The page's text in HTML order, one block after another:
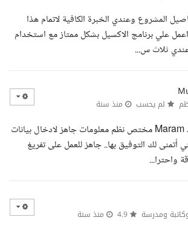
المشروع وعندي الخبرة الكافية لاتمام هذا
علي برنامج الاكسيل بشكل ممتاز مع استخدام
ثلاث س...
لم يحسب منذ سنة
وعليكم السلام ، أستاذ Maram مختص نظم معلومات جاهز لادخال بيانات
أتمنى لك التوفيق بها.. جاهز للعمل على تفريغ
واحترا...
ومدرسة منذ سنة